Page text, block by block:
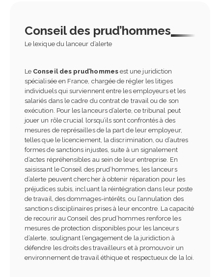
Conseil des prud’hommes
Le lexique du lanceur d’alerte
Le Conseil des prud’hommesest une juridiction
spécialisée en France, chargée de régler les litiges
individuels qui surviennent entre les employeurs et les
salariés dans le cadre du contrat de travail ou de son
exécution. Pour les lanceurs d’alerte, ce tribunal peut
jouer un rôle crucial lorsqu’ils sont confrontés à des
mesures de représailles de la part de leur employeur,
telles que le licenciement, la discrimination, ou d’autres
formes de sanctions injustes, suite à un signalement
d’actes répréhensibles au sein de leur entreprise. En
saisissant le Conseil des prud’hommes, les lanceurs
d’alerte peuvent chercher à obtenir réparation pour les
préjudices subis, incluant la réintégration dans leur poste
de travail, des dommages-intérêts, ou l’annulation des
sanctions disciplinaires prises à leur encontre. La capacité
de recourir au Conseil des prud’hommes renforce les
mesures de protection disponibles pour les lanceurs
d’alerte, soulignant l’engagement de la juridiction à
défendre les droits des travailleurs et à promouvoir un
environnement de travail éthique et respectueux de la loi.